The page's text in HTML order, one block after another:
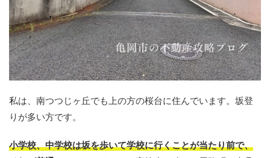
私は、南つつじヶ丘でも上の方の桜台に住んでいます。坂登
りが多い方です。
小学校、中学校は坂を歩いて学校に行くことが当たり前で、